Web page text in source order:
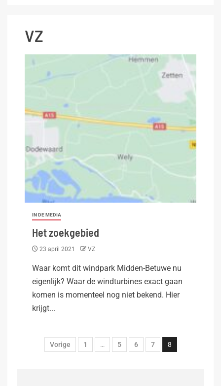
VZ
IN DE MEDIA
Het zoekgebied
23 april 2021 VZ
Waar komt dit windpark Midden-Betuwe nu
eigenlijk? Waar de windturbines exact gaan
komen is momenteel nog niet bekend. Hier
krijgt...
Vorige 1 … 5 6 7 8